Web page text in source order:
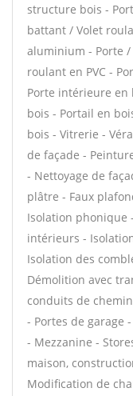
structure bois -
battant / Volet
aluminium - Porte /
roulant en PVC -
Porte intérieure en
bois - Portail en
bois - Vitrerie -
de façade -
- Nettoyage de
plâtre - Faux
Isolation phonique
intérieurs -
Isolation des
Démolition avec
conduits de
- Portes de garage
- Mezzanine -
maison,
Modification de